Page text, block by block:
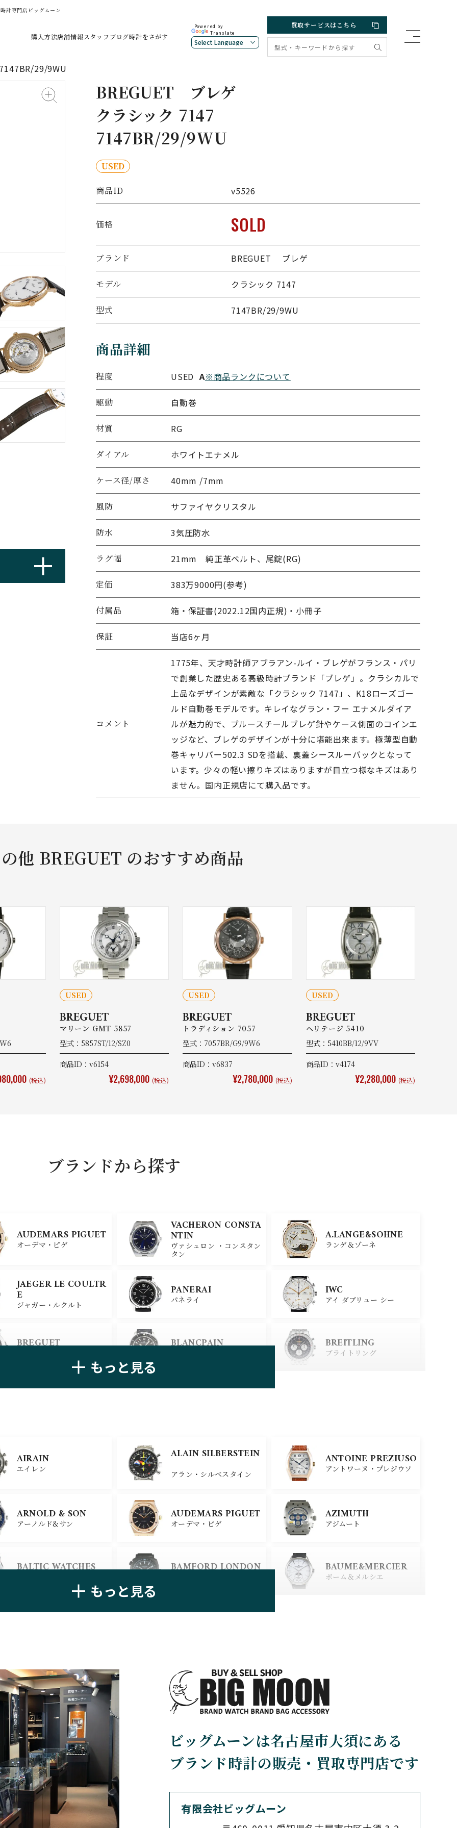
計専門店ビッグムーン
購入方法店舗情報スタッフブログ時計をさがす
Powered by
Translate
買取サービスはこちら
29/9WU
BREGUET ブレゲ
クラシック 7147
7147BR/29/9WU
USED
商品ID v5526
価格 SOLD
ブランド BREGUET ブレゲ
モデル クラシック 7147
型式 7147BR/29/9WU
商品詳細
程度 USED A※商品ランクについて
駆動 自動巻
材質 RG
ダイアル ホワイトエナメル
ケース径/厚さ 40mm /7mm
風防 サファイヤクリスタル
防水 3気圧防水
ラグ幅 21mm 純正革ベルト、尾錠(RG)
定価 383万9000円(参考)
付属品 箱・保証書(2022.12国内正規)・小冊子
保証 当店6ヶ月
コメント
1775年、天才時計師アブラアン-ルイ・ブレゲがフランス・パリ
で創業した歴史ある高級時計ブランド「ブレゲ」。クラシカルで
上品なデザインが素敵な「クラシック 7147」、K18ローズゴー
ルド自動巻モデルです。キレイなグラン・フー エナメルダイア
ルが魅力的で、ブルースチールブレゲ針やケース側面のコインエ
ッジなど、ブレゲのデザインが十分に堪能出来ます。極薄型自動
巻キャリバー502.3 SDを搭載、裏蓋シースルーバックとなって
います。少々の軽い擦りキズはありますが目立つ様なキズはあり
ません。国内正規店にて購入品です。
他 BREGUET のおすすめ商品
(税込)
USED
BREGUET
マリーン GMT 5857
型式：5857ST/12/SZ0
商品ID：v6154
¥2,698,000 (税込)
USED
BREGUET
トラディション 7057
型式：7057BR/G9/9W6
商品ID：v6837
¥2,780,000 (税込)
USED
BREGUET
ヘリテージ 5410
型式：5410BB/12/9VV
商品ID：v4174
¥2,280,000 (税込)
ブランドから探す
AUDEMARS PIGUET
オーデマ・ピゲ
VACHERON CONSTA
NTIN
ヴァシュロン ・コンスタン
タン
A.LANGE&SOHNE
ランゲ＆ゾーネ
JAEGER LE COULTR
E
ジャガー・ルクルト
PANERAI
パネライ
IWC
アイ ダブリュー シー
BREGUET BLANCPAIN BREITLING
ブライトリング
ユリスナルダン
BELL＆ROSS
ベル＆ロス ジン
シャネル ショパール セイコー
クロノスイス
アラン・シルベスタイン
シチズン
もっと見る
AIRAIN
エイレン
ALAIN SILBERSTEIN
アラン・シルベスタイン
ANTOINE PREZIUSO
アントワーヌ・プレジウソ
ARNOLD & SON
アーノルド&サン
AUDEMARS PIGUET
オーデマ・ピゲ
AZIMUTH
アジムート
BALTIC WATCHES BAMFORD LONDON BAUME&MERCIER
ボーム＆メルシエ
BREGUET
ブレゲ
BREITLING
ブライトリング
shutte
BVLGARI
ブルガリ
CARL F. BUCHERER
カール F. ブヘラ
CARTIER
カルティエ
CEDRIC JOHNER
セドリックジョナー
もっと見る
ビッグムーンは名古屋市大須にある
ブランド時計の販売・買取専門店です
有限会社ビッグムーン